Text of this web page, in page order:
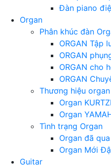
Đàn piano
Organ
Phân khúc đàn
ORGAN Tập
ORGAN
ORGAN cho
ORGAN
Thương hiệu organ
Organ
Organ
Tình trạng Organ
Organ đã
Organ Mới
Guitar